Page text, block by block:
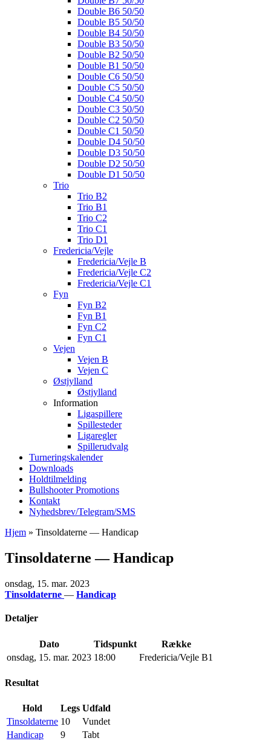
Double B6 50/50
Double B5 50/50
Double B4 50/50
Double B3 50/50
Double B2 50/50
Double B1 50/50
Double C6 50/50
Double C5 50/50
Double C4 50/50
Double C3 50/50
Double C2 50/50
Double C1 50/50
Double D4 50/50
Double D3 50/50
Double D2 50/50
Double D1 50/50
Trio
Trio B2
Trio B1
Trio C2
Trio C1
Trio D1
Fredericia/Vejle
Fredericia/Vejle B
Fredericia/Vejle C2
Fredericia/Vejle C1
Fyn
Fyn B2
Fyn B1
Fyn C2
Fyn C1
Vejen
Vejen B
Vejen C
Østjylland
Østjylland
Information
Ligaspillere
Spillesteder
Ligaregler
Spillerudvalg
Turneringskalender
Downloads
Holdtilmelding
Bullshooter Promotions
Kontakt
Nyhedsbrev/Telegram/SMS
Hjem » Tinsoldaterne — Handicap
Tinsoldaterne — Handicap
onsdag, 15. mar. 2023
Tinsoldaterne — Handicap
Detaljer
Dato Tidspunkt
Række
onsdag, 15. mar. 2023 18:00 Fredericia/Vejle B1
Resultat
Hold Legs Udfald
Tinsoldaterne 10
Vundet
Handicap
9 Tabt